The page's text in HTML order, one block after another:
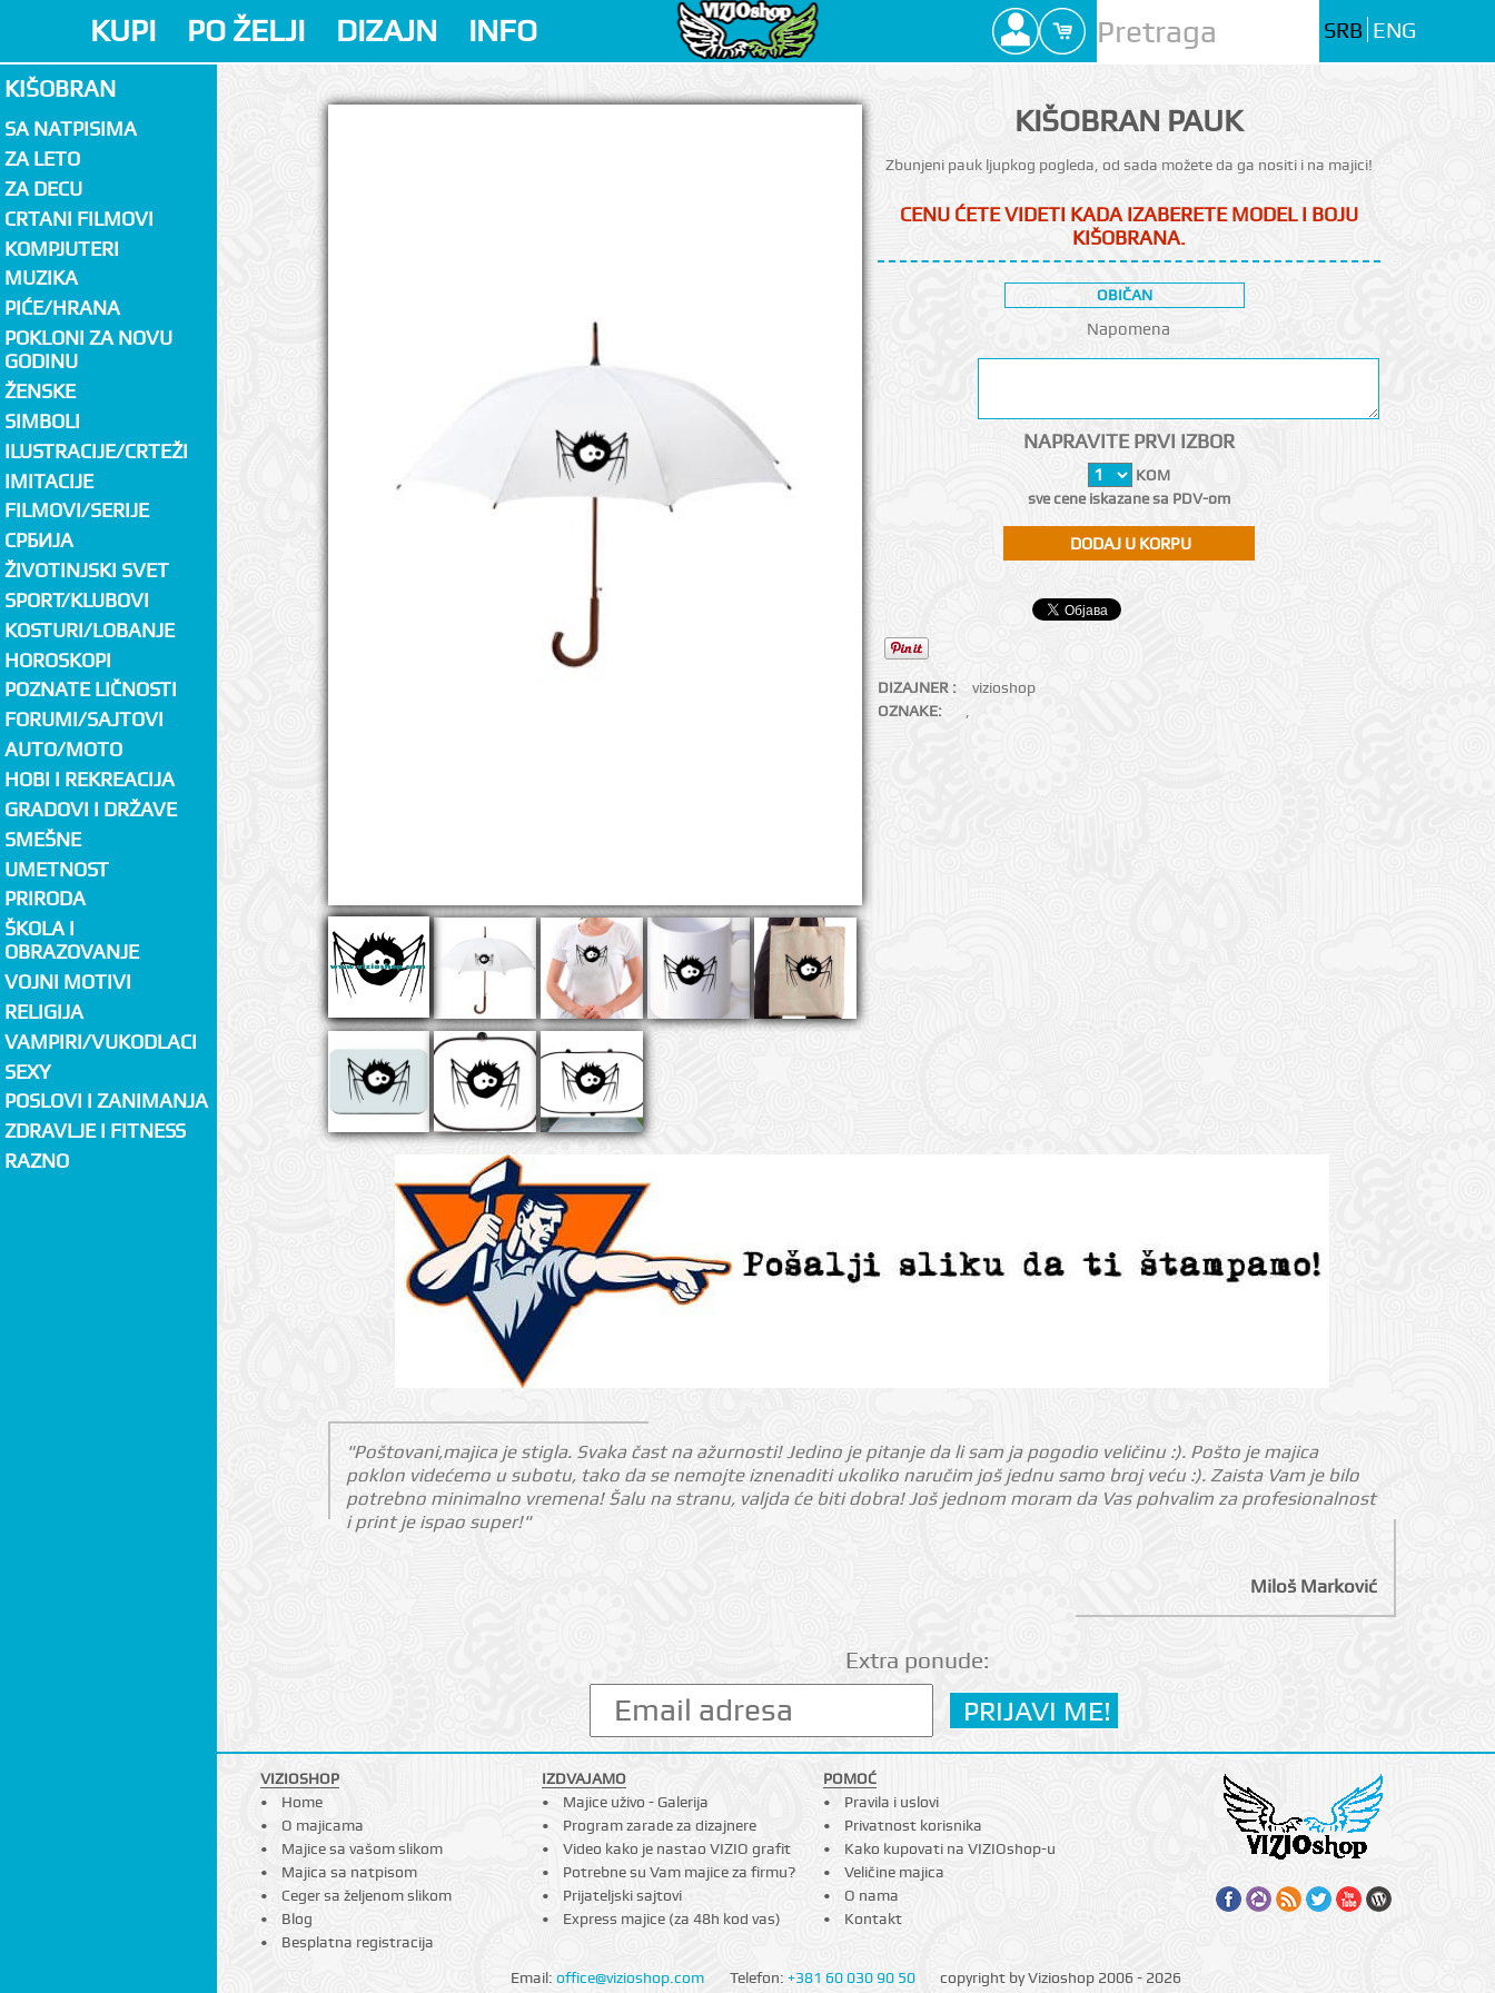
KUPI PO ŽELJI DIZAJN INFO SRB ENG
KIŠOBRAN
SA NATPISIMA
ZA LETO
ZA DECU
CRTANI FILMOVI
KOMPJUTERI
MUZIKA
PIĆE/HRANA
POKLONI ZA NOVU
GODINU
ŽENSKE
SIMBOLI
ILUSTRACIJE/CRTEŽI
IMITACIJE
FILMOVI/SERIJE
СРБИЈА
ŽIVOTINJSKI SVET
SPORT/KLUBOVI
KOSTURI/LOBANJE
HOROSKOPI
POZNATE LIČNOSTI
FORUMI/SAJTOVI
AUTO/MOTO
HOBI I REKREACIJA
GRADOVI I DRŽAVE
SMEŠNE
UMETNOST
PRIRODA
ŠKOLA I
OBRAZOVANJE
VOJNI MOTIVI
RELIGIJA
VAMPIRI/VUKODLACI
SEXY
POSLOVI I ZANIMANJA
ZDRAVLJE I FITNESS
RAZNO
KIŠOBRAN PAUK
Zbunjeni pauk ljupkog pogleda, od sada možete da ga nositi i na majici!
CENU ĆETE VIDETI KADA IZABERETE MODEL I BOJU
KIŠOBRANA.
OBIČAN
Napomena
NAPRAVITE PRVI IZBOR
KOM
sve cene iskazane sa PDV-om
DIZAJNER :
vizioshop
OZNAKE:
"Poštovani,majica je stigla. Svaka čast na ažurnosti! Jedino je pitanje da li sam ja pogodio veličinu :). Pošto je majica
poklon videćemo u subotu, tako da se nemojte iznenaditi ukoliko naručim još jednu samo broj veću :). Zaista Vam je bilo
potrebno minimalno vremena! Šalu na stranu, valjda će biti dobra! Još jednom moram da Vas pohvalim za profesionalnost
i print je ispao super!"
Miloš Marković
Extra ponude:
VIZIOSHOP
Home
O majicama
Majice sa vašom slikom
Majica sa natpisom
Ceger sa željenom slikom
Blog
Besplatna registracija
IZDVAJAMO
Majice uživo - Galerija
Program zarade za dizajnere
Video kako je nastao VIZIO grafit
Potrebne su Vam majice za firmu?
Prijateljski sajtovi
Express majice (za 48h kod vas)
POMOĆ
Pravila i uslovi
Privatnost korisnika
Kako kupovati na VIZIOshop-u
Veličine majica
O nama
Kontakt
Email: office@vizioshop.com Telefon: +381 60 030 90 50 copyright by Vizioshop 2006 - 2026